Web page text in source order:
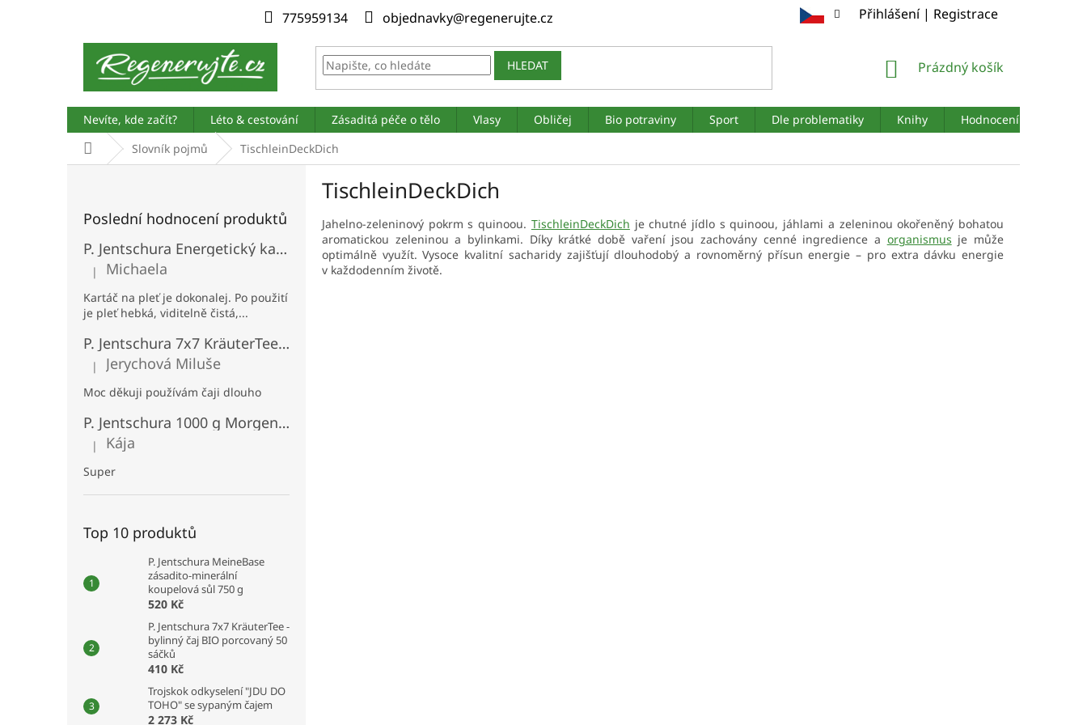
775959134 objednavky@regenerujte.cz Přihlášení | Registrace
HLEDAT
NÁKUPNÍ
Prázdný košík
Nevíte, kde začít? Léto & cestování Zásaditá péče o tělo Vlasy Obličej Bio potraviny Sport Dle problematiky Knihy
Hodnocení obchodu
Domů Slovník pojmů TischleinDeckDich
Poslední hodnocení produktů
P. Jentschura Energetický kartáč na obličej
Hodnocení produktu je 5 z 5 hvězdiček.
| Michaela
Kartáč na pleť je dokonalej. Po použití
je pleť hebká, viditelně čistá,...
P. Jentschura 7x7 KräuterTee - bylinný čaj BIO porcovaný 100 sáčků
Hodnocení produktu je 5 z 5 hvězdiček.
| Jerychová Miluše
Moc děkuji používám čaji dlouho
P. Jentschura 1000 g MorgenStund snídaňová kaše bezlepková BIO
Hodnocení produktu je 5 z 5 hvězdiček.
| Kája
Super
Top 10 produktů
P. Jentschura MeineBase
zásadito-minerální
koupelová sůl 750 g
520 Kč
P. Jentschura 7x7 KräuterTee -
bylinný čaj BIO porcovaný 50
sáčků
410 Kč
Trojskok odkyselení "JDU DO
TOHO" se sypaným čajem
2 273 Kč
TischleinDeckDich
Jahelno-zeleninový pokrm s quinoou. TischleinDeckDich je chutné jídlo s quinoou, jáhlami a zeleninou okořeněný bohatou
aromatickou zeleninou a bylinkami. Díky krátké době vaření jsou zachovány cenné ingredience a organismus je může
optimálně využít. Vysoce kvalitní sacharidy zajišťují dlouhodobý a rovnoměrný přísun energie – pro extra dávku energie
v každodenním životě.